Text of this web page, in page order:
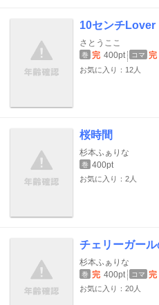
10センチLover
さとうここ
巻 完 400pt コマ 完
お気に入り：12人
桜時間
杉本ふぁりな
巻 400pt
お気に入り：2人
チェリーガー
杉本ふぁりな
巻 完 400pt コマ 完
お気に入り：20人